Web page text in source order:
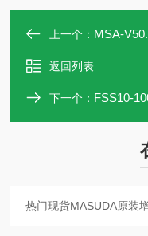
上一个： MSA-V50.
返回列表
下一个： FSS10-